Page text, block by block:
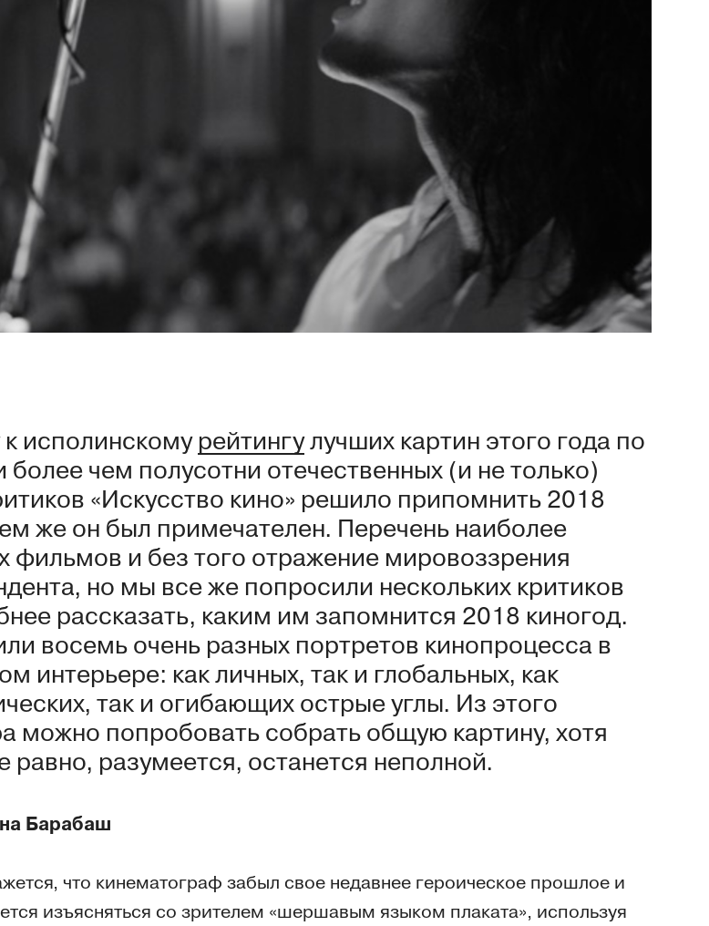
исполинскомурейтингулучших картин этого года по
более чем полусотни отечественных (и не только)
«Искусство кино» решило припомнить 2018
же он был примечателен. Перечень наиболее
фильмов и без того отражение мировоззрения
но мы все же попросили нескольких критиков
рассказать, каким им запомнится 2018 киногод.
восемь очень разных портретов кинопроцесса в
интерьере: как личных, так и глобальных, как
так и огибающих острые углы. Из этого
можно попробовать собрать общую картину, хотя
равно, разумеется, останется неполной.
Барабаш
что кинематограф забыл свое недавнее героическое прошлое и
изъясняться со зрителем «шершавым языком плаката», используя